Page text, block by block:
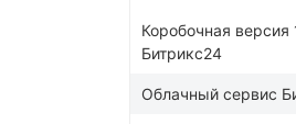
Коробочная версия
Битрикс24
Облачный сервис